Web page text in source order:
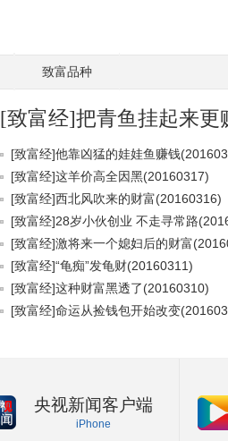
致富品种
[致富经]把青鱼挂起来更
[致富经]他靠凶猛的娃娃鱼赚钱
[致富经]这羊价高全因黑(20160317)
[致富经]西北风吹来的财富(20160316)
[致富经]28岁小伙创业 不走寻常路
[致富经]激将来一个媳妇后的财富
[致富经]“龟痴”发龟财(20160311)
[致富经]这种财富黑透了(20160310)
[致富经]命运从捡钱包开始改变
央视新闻客户端
iPhone